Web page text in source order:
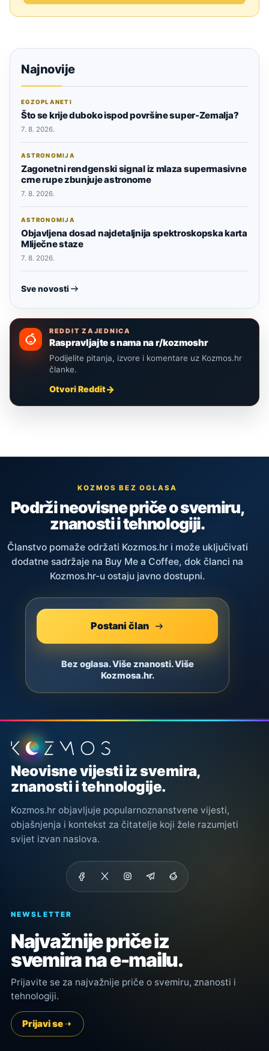
Najnovije
EGZOPLANETI
Što se krije duboko ispod površine super-Zemalja?
7. 8. 2026.
ASTRONOMIJA
Zagonetni rendgenski signal iz mlaza supermasivne
crne rupe zbunjuje astronome
7. 8. 2026.
ASTRONOMIJA
Objavljena dosad najdetaljnija spektroskopska karta
Mliječne staze
7. 8. 2026.
Sve novosti
REDDIT ZAJEDNICA
Raspravljajte s nama na r/kozmoshr
Podijelite pitanja, izvore i komentare uz Kozmos.hr
članke.
Otvori Reddit
KOZMOS BEZ OGLASA
Podrži neovisne priče o svemiru,
znanosti i tehnologiji.
Članstvo pomaže održati Kozmos.hr i može uključivati
dodatne sadržaje na Buy Me a Coffee, dok članci na
Kozmos.hr-u ostaju javno dostupni.
Postani član
Bez oglasa. Više znanosti. Više
Kozmosa.hr.
Podnožje stranice
Neovisne vijesti iz svemira,
znanosti i tehnologije.
Kozmos.hr objavljuje popularnoznanstvene vijesti,
objašnjenja i kontekst za čitatelje koji žele razumjeti
svijet izvan naslova.
NEWSLETTER
Najvažnije priče iz
svemira na e-mailu.
Prijavite se za najvažnije priče o svemiru, znanosti i
tehnologiji.
Prijavi se